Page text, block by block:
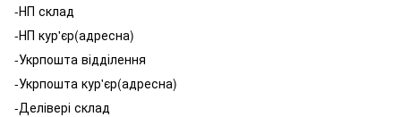
-НП склад
-НП кур'єр(адресна)
-Укрпошта відділення
-Укрпошта кур'єр(адресна)
-Делівері склад